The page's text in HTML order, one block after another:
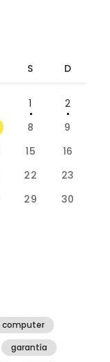
S D
1
2
8
9
15
16
22
23
29
30
computer
garantía